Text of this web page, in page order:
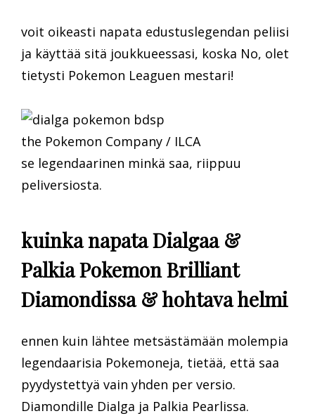
voit oikeasti napata edustuslegendan peliisi
ja käyttää sitä joukkueessasi, koska No, olet
tietysti Pokemon Leaguen mestari!
the Pokemon Company / ILCA
se legendaarinen minkä saa, riippuu
peliversiosta.
kuinka napata Dialgaa &
Palkia Pokemon Brilliant
Diamondissa & hohtava helmi
ennen kuin lähtee metsästämään molempia
legendaarisia Pokemoneja, tietää, että saa
pyydystettyä vain yhden per versio.
Diamondille Dialga ja Palkia Pearlissa.